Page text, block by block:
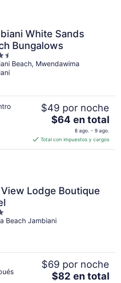
por
noche
White Sands
Bungalows
Beach, Mwendawima
$49 por noche
El
es
de
por
noche
$64 en total
8 ago. - 9 ago.
Total con impuestos y cargos
View Lodge Boutique
Beach Jambiani
$69 por noche
El
$82 en total